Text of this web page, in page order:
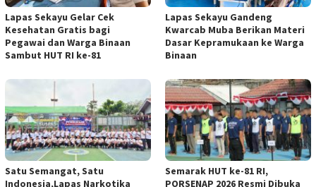
Lapas Sekayu Gelar Cek
Kesehatan Gratis bagi
Pegawai dan Warga Binaan
Sambut HUT RI ke-81
Lapas Sekayu Gandeng
Kwarcab Muba Berikan Materi
Dasar Kepramukaan ke Warga
Binaan
Satu Semangat, Satu
Indonesia,Lapas Narkotika
Semarak HUT ke-81 RI,
PORSENAP 2026 Resmi Dibuka